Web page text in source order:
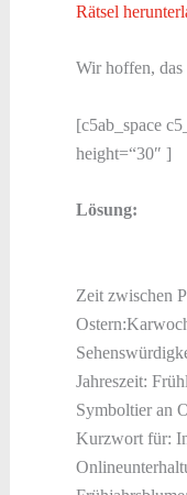
Rätsel
Wir hoffen, das
[c5ab_space
height=“30″ ]
Lösung:
Zeit zwischen
Jahreszeit:
Symboltier an
Kurzwort für: